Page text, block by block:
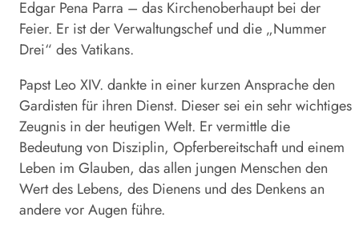
Edgar Pena Parra – das Kirchenoberhaupt bei der
Feier. Er ist der Verwaltungschef und die „Nummer
Drei“ des Vatikans.
Papst Leo XIV. dankte in einer kurzen Ansprache den
Gardisten für ihren Dienst. Dieser sei ein sehr wichtiges
Zeugnis in der heutigen Welt. Er vermittle die
Bedeutung von Disziplin, Opferbereitschaft und einem
Leben im Glauben, das allen jungen Menschen den
Wert des Lebens, des Dienens und des Denkens an
andere vor Augen führe.